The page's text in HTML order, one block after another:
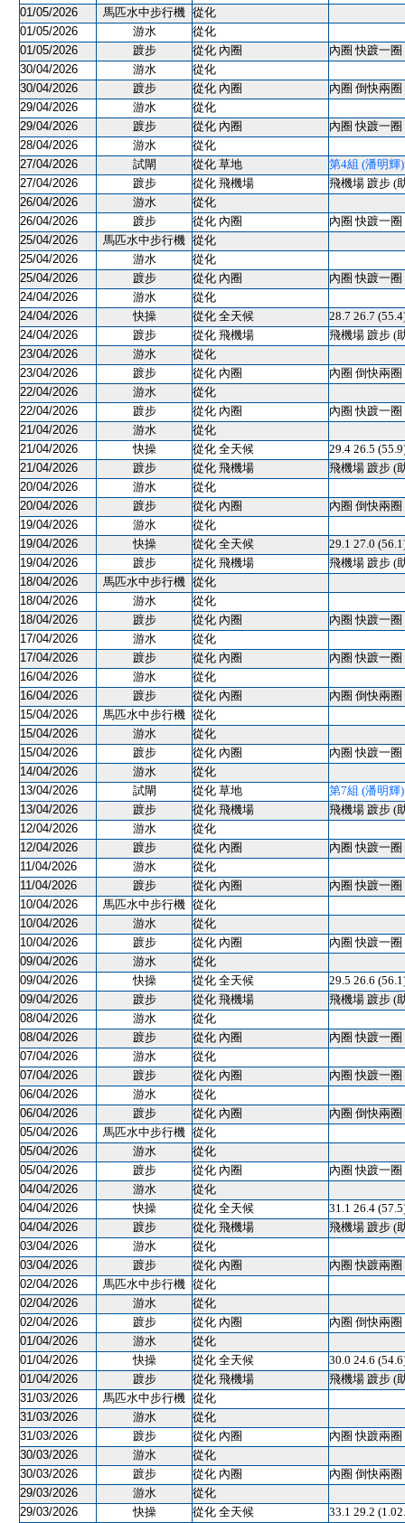
01/05/2026 馬匹水中步行機 從化
01/05/2026
游水
從化
01/05/2026
踱步 從化 內圈
內圈 快踱一圈
30/04/2026
游水
從化
30/04/2026
踱步 從化 內圈
內圈 倒快兩圈
29/04/2026
游水
從化
29/04/2026
踱步 從化 內圈
內圈 快踱一圈
28/04/2026
游水
從化
27/04/2026
試閘 從化 草地
第4組 (潘明輝
27/04/2026
踱步 從化 飛機場
飛機場 踱步 (
26/04/2026
游水
從化
26/04/2026
踱步 從化 內圈
內圈 快踱一圈
25/04/2026
馬匹水中步行機 從化
25/04/2026
游水
從化
25/04/2026
踱步 從化 內圈
內圈 快踱一
24/04/2026
游水
從化
24/04/2026
快操 從化 全天候
28.7 26.7
24/04/2026
踱步 從化 飛機場
飛機場 踱步 (
23/04/2026
游水
從化
23/04/2026
踱步 從化 內圈
內圈 倒快兩圈
22/04/2026
游水
從化
22/04/2026
踱步 從化 內圈
內圈 快踱一圈
21/04/2026
游水
從化
21/04/2026
快操 從化 全天候
29.4 26.5
21/04/2026
踱步 從化 飛機場
飛機場 踱步 (
20/04/2026
游水
從化
20/04/2026
踱步 從化 內圈
內圈 倒快兩圈
19/04/2026
游水
從化
19/04/2026
快操 從化 全天候
29.1 27.0
19/04/2026
踱步 從化 飛機場
飛機場 踱步 (
18/04/2026
馬匹水中步行機 從化
18/04/2026
游水
從化
18/04/2026
踱步 從化 內圈
內圈 快踱一圈
17/04/2026
游水
從化
17/04/2026
踱步 從化 內圈
內圈 快踱一圈
16/04/2026
游水
從化
16/04/2026
踱步 從化 內圈
內圈 倒快兩圈
15/04/2026
馬匹水中步行機 從化
15/04/2026
游水
從化
15/04/2026
踱步 從化 內圈
內圈 快踱一圈
14/04/2026
游水
從化
13/04/2026
試閘 從化 草地
第7組 (潘明輝
13/04/2026
踱步 從化 飛機場
飛機場 踱步 (
12/04/2026
游水
從化
12/04/2026
踱步 從化 內圈
內圈 快踱一圈
11/04/2026
游水
從化
11/04/2026
踱步 從化 內圈
內圈 快踱一圈
10/04/2026
馬匹水中步行機 從化
10/04/2026
游水
從化
10/04/2026
踱步 從化 內圈
內圈 快踱一圈
09/04/2026
游水
從化
09/04/2026
快操 從化 全天候
29.5 26.6
09/04/2026
踱步 從化 飛機場
飛機場 踱步 (
08/04/2026
游水
從化
08/04/2026
踱步 從化 內圈
內圈 快踱一圈
07/04/2026
游水
從化
07/04/2026
踱步 從化 內圈
內圈 快踱一圈
06/04/2026
游水
從化
06/04/2026
踱步 從化 內圈
內圈 倒快兩圈
05/04/2026
馬匹水中步行機 從化
05/04/2026
游水
從化
05/04/2026
踱步 從化 內圈
內圈 快踱一圈
04/04/2026
游水
從化
04/04/2026
快操 從化 全天候
31.1 26.4
04/04/2026
踱步 從化 飛機場
飛機場 踱步 (
03/04/2026
游水
從化
03/04/2026
踱步 從化 內圈
內圈 快踱兩圈
02/04/2026
馬匹水中步行機 從化
02/04/2026
游水
從化
02/04/2026
踱步 從化 內圈
內圈 倒快兩圈
01/04/2026
游水
從化
01/04/2026
快操 從化 全天候
30.0 24.6
01/04/2026
踱步 從化 飛機場
飛機場 踱步 (
31/03/2026
馬匹水中步行機 從化
31/03/2026
游水
從化
31/03/2026
踱步 從化 內圈
內圈 快踱兩圈
30/03/2026
游水
從化
30/03/2026
踱步 從化 內圈
內圈 倒快兩圈
29/03/2026
游水
從化
29/03/2026
快操 從化 全天候
33.1 29.2